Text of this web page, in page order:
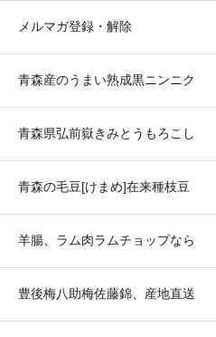
メルマガ登録・解除
青森産のうまい熟成黒ニンニク
青森県弘前嶽きみとうもろこし
青森の毛豆[けまめ]在来種枝豆
羊腸、ラム肉ラムチョップなら
豊後梅八助梅佐藤錦、産地直送